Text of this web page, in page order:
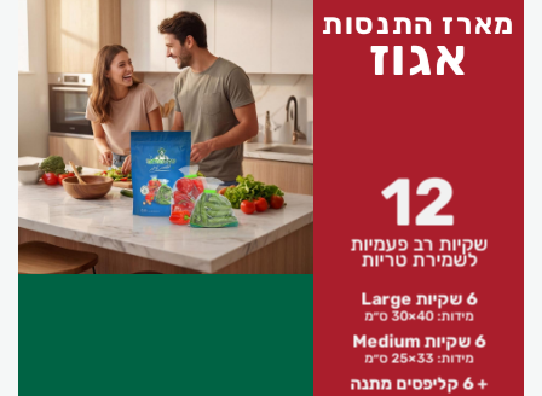
מארז התנסות
אגוז
12
שקיות רב פעמיות
לשמירת טריות
6 שקיות Large
מידות: 40×30 ס״מ
6 שקיות Medium
מידות: 33×25 ס״מ
+ 6 קליפסים מתנה